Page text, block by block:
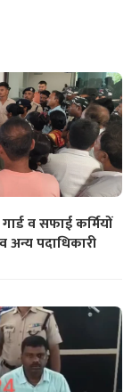
व सफाई कर्मियों
पदाधिकारी